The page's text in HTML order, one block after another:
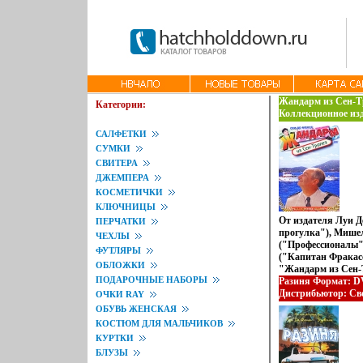
Категории:
САЛФЕТКИ
СУМКИ
СВИТЕРА
ДЖЕМПЕРА
КОСМЕТИЧКИ
КЛЮЧНИЦЫ
ПЕРЧАТКИ
ЧЕХЛЫ
ФУТЛЯРЫ
ОБЛОЖКИ
ПОДАРОЧНЫЕ НАБОРЫ
ОЧКИ RAY
ОБУВЬ ЖЕНСКАЯ
КОСТЮМ ДЛЯ МАЛЬЧИКОВ
КУРТКИ
БЛУЗЫ
Жандарм из Сен-
Коллекционное
От издателя Луи
прогулка"),
("Капитан
"Жандарм из Сен-
Сен-Тропез на
сержанта Крюшо с
Николь Добрые,
принимают нового
быстро проходит
его
Разиня Формат:
Дистрибьютор:
Звуковые
Digital 2 0
Формат